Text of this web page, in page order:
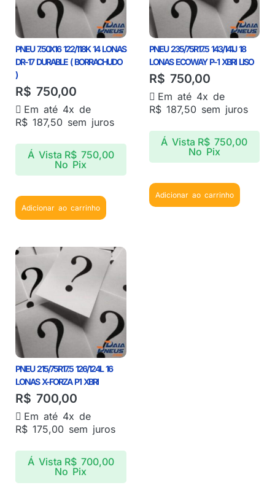
PNEU 7.50X16 122/118K 14 LONAS
DR-17 DURABLE ( BORRACHUDO
)
R$ 750,00
Em até 4x de
R$ 187,50 sem juros
Á Vista R$750,00
No Pix
Adicionar ao carrinho
PNEU 235/75R17.5 143/141J 18
LONAS ECOWAY P-1 XBRI LISO
R$ 750,00
Em até 4x de
R$187,50 sem juros
Á Vista R$ 750,00
No Pix
Adicionar ao carrinho
PNEU 215/75R17.5 126/124L 16
LONAS X-FORZA P1 XBRI
R$ 700,00
Em até 4x de
R$ 175,00 sem juros
Á Vista R$700,00
No Pix